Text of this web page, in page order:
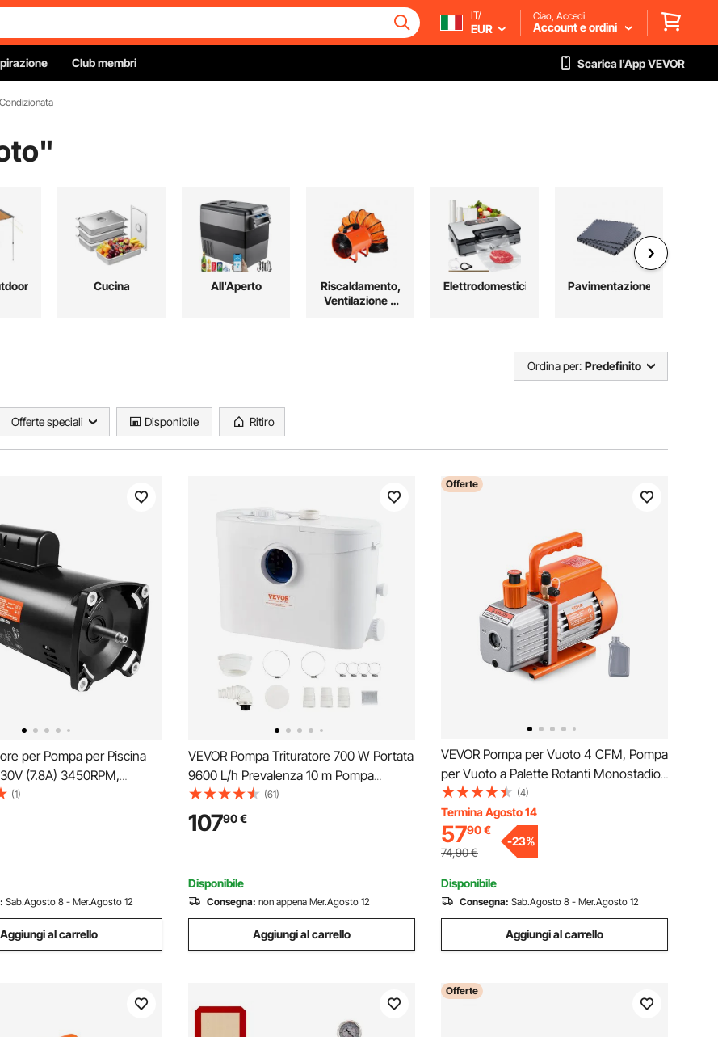
IT/
EUR
Ciao, Accedi
Account e ordini
Club membri Scarica l'App VEVOR
"
Cucina All'Aperto
Riscaldamento,
Ventilazione e
Elettrodomestici Pavimentazione
Ordina per: Predefinito
Offerte speciali Disponibile Ritiro
per Pompa per Piscina
(7.8A) 3450RPM,
1.3, Condensatore da
di Ricambio con
con Rotazione CCW
(1)
Sab.Agosto 8 - Mer.Agosto 12
Aggiungi al carrello
VEVOR Pompa Trituratore 700 W Portata
9600 L/h Prevalenza 10 m Pompa
Raccolta Fognature con Maceratore 3
Ingressi Acqua per Cantina, Macchina
per Smaltimento delle Acque Reflue
(61)
10790€
Disponibile
Consegna: non appena Mer.Agosto 12
Aggiungi al carrello
Offerte
VEVOR Pompa per Vuoto 4 CFM, Pompa
per Vuoto a Palette Rotanti Monostadio
HVAC per Sistemi Kit Pompa per Vuoto
AC per Auto con Contenitore per Olio
per Manutenzione Aria Condizionata da
Veicoli
(4)
Termina Agosto 14
5790€
74,90€
-23%
Disponibile
Consegna: Sab.Agosto 8 - Mer.Agosto 12
Aggiungi al carrello
Offerte